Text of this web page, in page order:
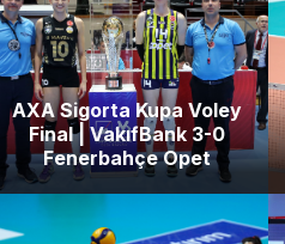
AXA Sigorta Kupa Voley
Final | VakıfBank 3-0
Fenerbahçe Opet